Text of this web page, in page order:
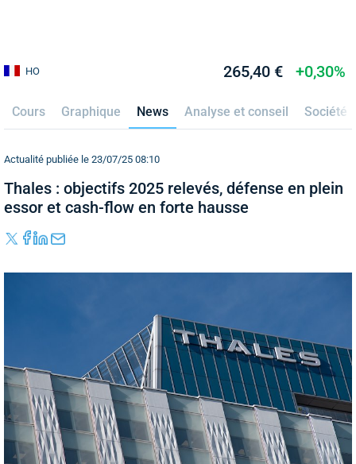
HO 265,40 € +0,30%
Cours Graphique News Analyse et conseil Société
Actualité publiée le 23/07/25 08:10
Thales : objectifs 2025 relevés, défense en plein
essor et cash-flow en forte hausse